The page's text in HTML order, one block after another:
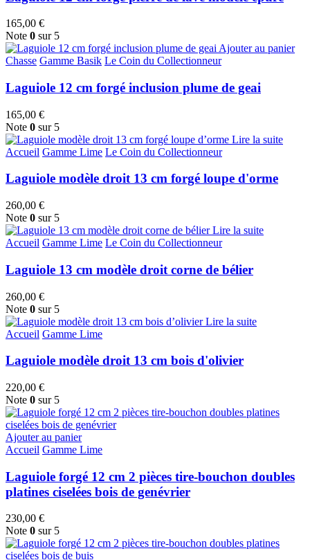
165,00 €
Note 0 sur 5
Ajouter au panier
Chasse Gamme Basik Le Coin du Collectionneur
Laguiole 12 cm forgé inclusion plume de geai
165,00 €
Note 0 sur 5
Lire la suite
Accueil Gamme Lime Le Coin du Collectionneur
Laguiole modèle droit 13 cm forgé loupe d'orme
260,00 €
Note 0 sur 5
Lire la suite
Accueil Gamme Lime Le Coin du Collectionneur
Laguiole 13 cm modèle droit corne de bélier
260,00 €
Note 0 sur 5
Lire la suite
Accueil Gamme Lime
Laguiole modèle droit 13 cm bois d'olivier
220,00 €
Note 0 sur 5
Ajouter au panier
Accueil Gamme Lime
Laguiole forgé 12 cm 2 pièces tire-bouchon doubles
platines ciselées bois de genévrier
230,00 €
Note 0 sur 5